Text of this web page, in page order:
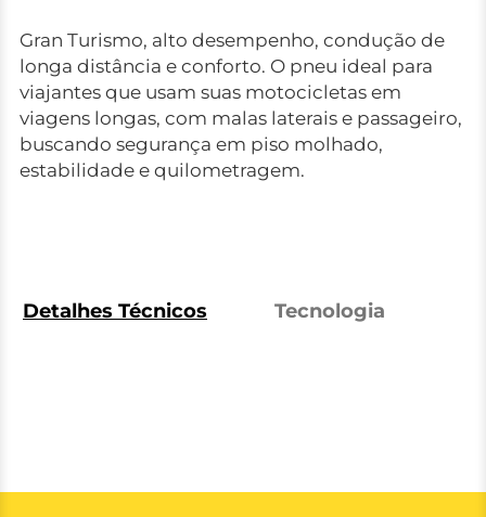
Gran Turismo, alto desempenho, condução de
longa distância e conforto. O pneu ideal para
viajantes que usam suas motocicletas em
viagens longas, com malas laterais e passageiro,
buscando segurança em piso molhado,
estabilidade e quilometragem.
Detalhes Técnicos Tecnologia